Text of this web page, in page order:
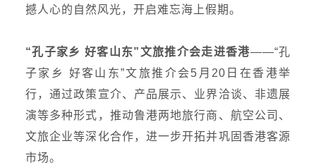
撼人心的自然风光，开启难忘海上假期。
“孔子家乡 好客山东”文旅推介会走进香港——“孔
子家乡 好客山东”文旅推介会5月20日在香港举
行，通过政策宣介、产品展示、业界洽谈、非遗展
演等多种形式，推动鲁港两地旅行商、航空公司、
文旅企业等深化合作，进一步开拓并巩固香港客源
市场。